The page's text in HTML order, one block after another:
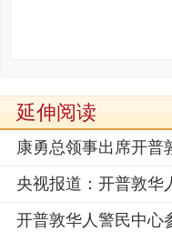
延伸阅读
康勇总领事出席开普
警务论
央视报道：开普敦华
侨胞平安
开普敦华人警民中心